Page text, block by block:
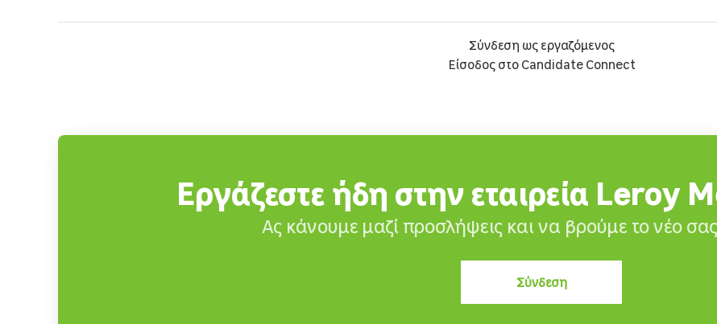
Σύνδεση ως εργαζόμενος
Είσοδος στο Candidate Connect
Εργάζεστε ήδη στην εταιρεία Leroy
Ας κάνουμε μαζί προσλήψεις και να βρούμε το νέο
Σύνδεση